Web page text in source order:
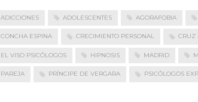
ADICCIONES ADOLESCENTES AGORAFOBIA
CONCHA ESPINA CRECIMIENTO PERSONAL CRUZ
EL VISO PSICÓLOGOS HIPNOSIS MADRID
PAREJA PRÍNCIPE DE VERGARA PSICÓLOGOS